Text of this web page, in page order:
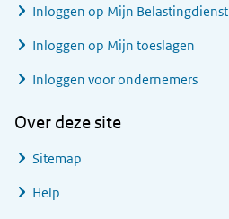
Inloggen op Mijn Belastingdienst
Inloggen op Mijn toeslagen
Inloggen voor ondernemers
Over deze site
Sitemap
Help